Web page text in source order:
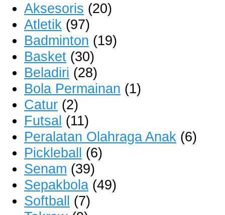
Aksesoris (20)
Atletik (97)
Badminton (19)
Basket (30)
Beladiri (28)
Bola Permainan (1)
Catur (2)
Futsal (11)
Peralatan Olahraga Anak (6)
Pickleball
(6)
Senam (39)
Sepakbola (49)
Softball
(7)